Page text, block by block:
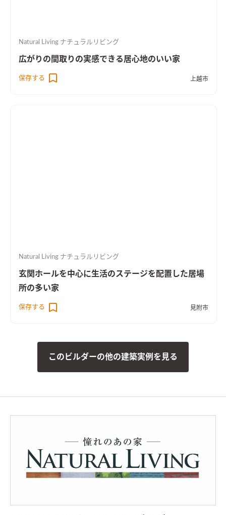
Natural Living ナチュラルリビング
広がりの間取りの実感できる居心地のいい家
保存する 上越市
Natural Living ナチュラルリビング
玄関ホールを中心に生活のステージを配置した居場
所の多い家
保存する 見附市
このビルダーの他の建築実例を見る